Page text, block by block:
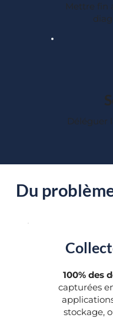
Mettre fin
Déléguer
Du
100% des
capturées
stockage,